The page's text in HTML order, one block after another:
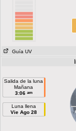
Guía UV
Salida de la luna
Mañana
3:06 am
Luna llena
Vie Ago 28